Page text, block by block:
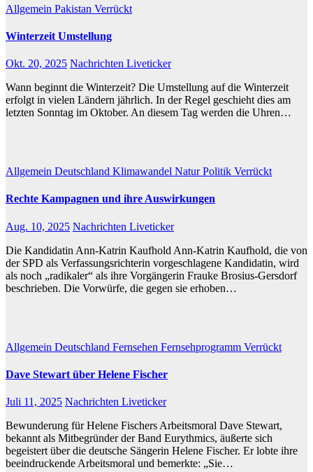
Allgemein Pakistan Verrückt
Winterzeit Umstellung
Okt. 20, 2025 Nachrichten Liveticker
Wann beginnt die Winterzeit? Die Umstellung auf die Winterzeit
erfolgt in vielen Ländern jährlich. In der Regel geschieht dies am
letzten Sonntag im Oktober. An diesem Tag werden die Uhren…
Allgemein Deutschland Klimawandel NaturPolitik Verrückt
Rechte Kampagnen und ihre Auswirkungen
Aug. 10, 2025 Nachrichten Liveticker
Die Kandidatin Ann-Katrin Kaufhold Ann-Katrin Kaufhold, die von
der SPD als Verfassungsrichterin vorgeschlagene Kandidatin, wird
als noch „radikaler“ als ihre Vorgängerin Frauke Brosius-Gersdorf
beschrieben. Die Vorwürfe, die gegen sie erhoben…
Allgemein Deutschland Fernsehen Fernsehprogramm Verrückt
Dave Stewart über Helene Fischer
Juli 11, 2025 Nachrichten Liveticker
Bewunderung für Helene Fischers Arbeitsmoral Dave Stewart,
bekannt als Mitbegründer der Band Eurythmics, äußerte sich
begeistert über die deutsche Sängerin Helene Fischer. Er lobte ihre
beeindruckende Arbeitsmoral und bemerkte: „Sie…